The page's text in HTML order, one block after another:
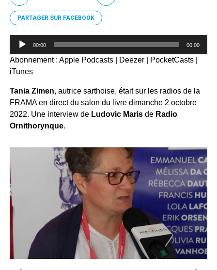
PARTAGER SUR FACEBOOK
Lecteur
00:00 00:00
Abonnement : Apple Podcasts Deezer PocketCasts
iTunes
Tania Zimen, autrice sarthoise, était sur les radios de la
FRAMA en direct du salon du livre dimanche 2 octobre
2022. Une interview de Ludovic Maris de Radio
Ornithorynque.